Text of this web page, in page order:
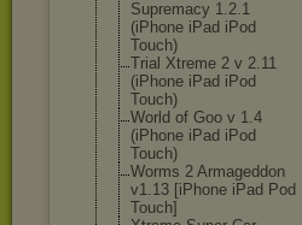
Supremacy 1.2.1
(iPhone iPad iPod
Touch)
Trial Xtreme 2 v 2.11
(iPhone iPad iPod
Touch)
World of Goo v 1.4
(iPhone iPad iPod
Touch)
Worms 2 Armageddon
v1.13 [iPhone iPad Pod
Touch]